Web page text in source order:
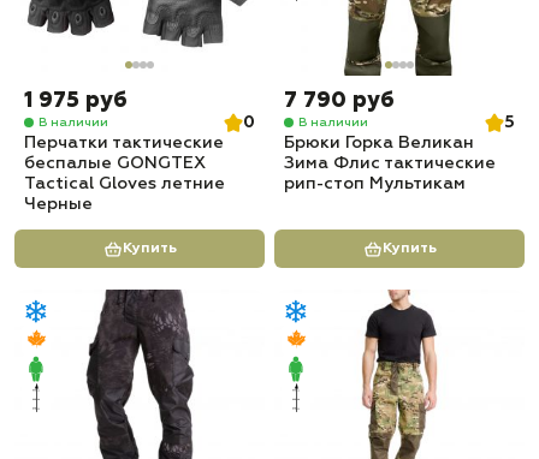
1 975 руб
В наличии
0
Перчатки тактические
беспалые GONGTEX
Tactical Gloves летние
Черные
Купить
7 790 руб
В наличии
5
Брюки Горка Великан
Зима Флис тактические
рип-стоп Мультикам
Купить